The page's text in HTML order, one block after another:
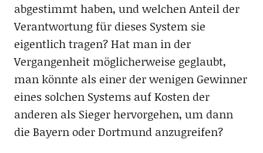
abgestimmt haben, und welchen Anteil der
Verantwortung für dieses System sie
eigentlich tragen? Hat man in der
Vergangenheit möglicherweise geglaubt,
man könnte als einer der wenigen Gewinner
eines solchen Systems auf Kosten der
anderen als Sieger hervorgehen, um dann
die Bayern oder Dortmund anzugreifen?